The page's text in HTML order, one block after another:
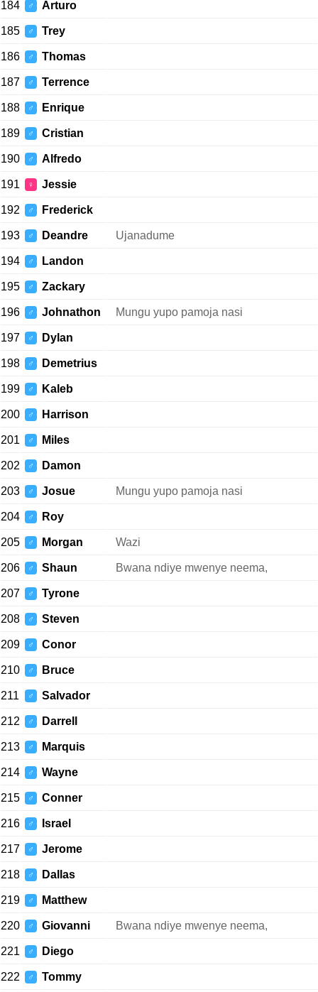
184 ♂ Arturo
185 ♂ Trey
186 ♂ Thomas
187 ♂ Terrence
188 ♂ Enrique
189 ♂ Cristian
190 ♂ Alfredo
191 ♀ Jessie
192 ♂ Frederick
193 ♂ Deandre Ujanadume
194 ♂ Landon
195 ♂ Zackary
196 ♂ Johnathon Mungu yupo pamoja nasi
197 ♂ Dylan
198 ♂ Demetrius
199 ♂ Kaleb
200 ♂ Harrison
201 ♂ Miles
202 ♂ Damon
203 ♂ Josue Mungu yupo pamoja nasi
204 ♂ Roy
205 ♂ Morgan Wazi
206 ♂ Shaun Bwana ndiye mwenye neema,
207 ♂ Tyrone
208 ♂ Steven
209 ♂ Conor
210 ♂ Bruce
211 ♂ Salvador
212 ♂ Darrell
213 ♂ Marquis
214 ♂ Wayne
215 ♂ Conner
216 ♂ Israel
217 ♂ Jerome
218 ♂ Dallas
219 ♂ Matthew
220 ♂ Giovanni Bwana ndiye mwenye neema,
221 ♂ Diego
222 ♂ Tommy